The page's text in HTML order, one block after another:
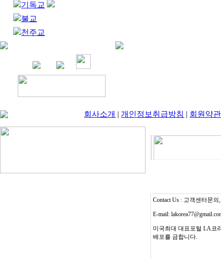
기독교
불교
천주교
회사소개 |개인정보취급방침 | 회원약관
Contact Us : 고객센터문의
E-mail:
미국최대 대표포털 LA코
배포를 금합니다.